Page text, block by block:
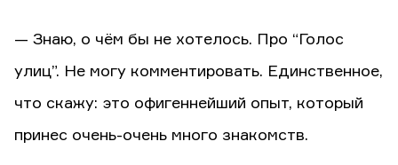
— Знаю, о чём бы не хотелось. Про “Голос
улиц”. Не могу комментировать. Единственное,
что скажу: это офигеннейший опыт, который
принес очень-очень много знакомств.